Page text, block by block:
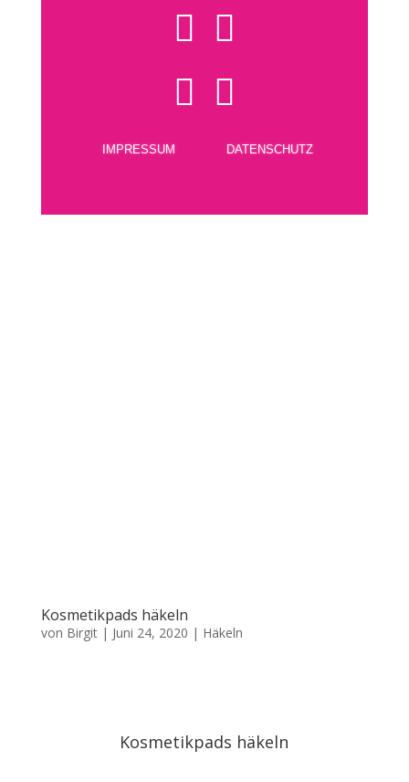


IMPRESSUM


DATENSCHUTZ
Kosmetikpads häkeln
von Birgit| Juni 24, 2020 | Häkeln
Kosmetikpads häkeln